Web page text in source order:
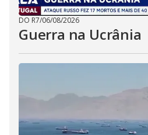
DO R7/06/08/2026
Guerra na Ucrânia